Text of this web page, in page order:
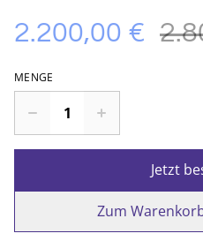
2.200,00 €
MENGE
Jetzt
Zum